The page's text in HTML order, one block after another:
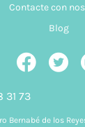
Contacte con
Blog
31 73
Bernabé de los